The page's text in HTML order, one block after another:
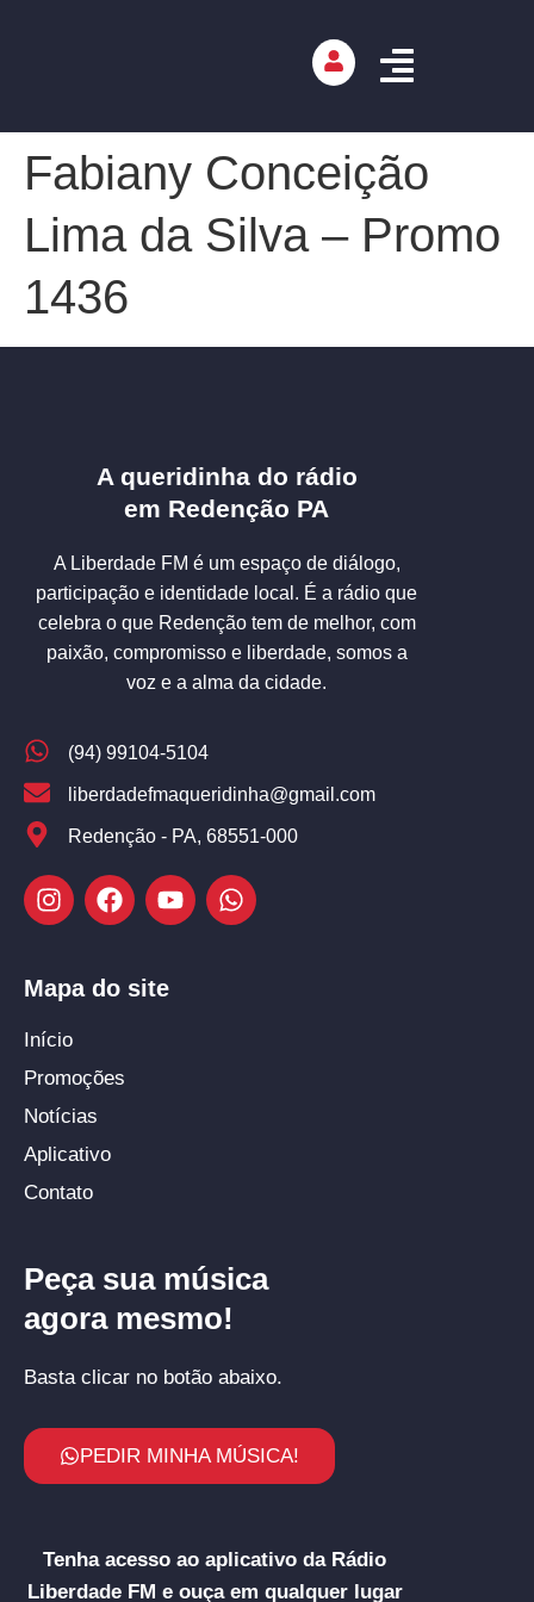
Fabiany Conceição
Lima da Silva – Promo
1436
A queridinha do rádio
em Redenção PA
A Liberdade FM é um espaço de diálogo,
participação e identidade local. É a rádio que
celebra o que Redenção tem de melhor, com
paixão, compromisso e liberdade, somos a
voz e a alma da cidade.
(94) 99104-5104
liberdadefmaqueridinha@gmail.com
Redenção - PA, 68551-000
Mapa do site
Início
Promoções
Notícias
Aplicativo
Contato
Peça sua música
agora mesmo!
Basta clicar no botão abaixo.
PEDIR MINHA MÚSICA!
Tenha acesso ao aplicativo da Rádio
Liberdade FM e ouça em qualquer lugar